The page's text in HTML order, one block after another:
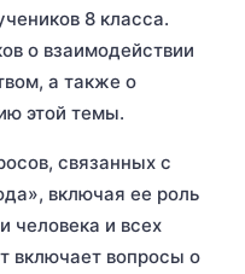
8 класса.
о взаимодействии
а также о
этой темы.
связанных с
включая ее роль
человека и всех
включает вопросы о